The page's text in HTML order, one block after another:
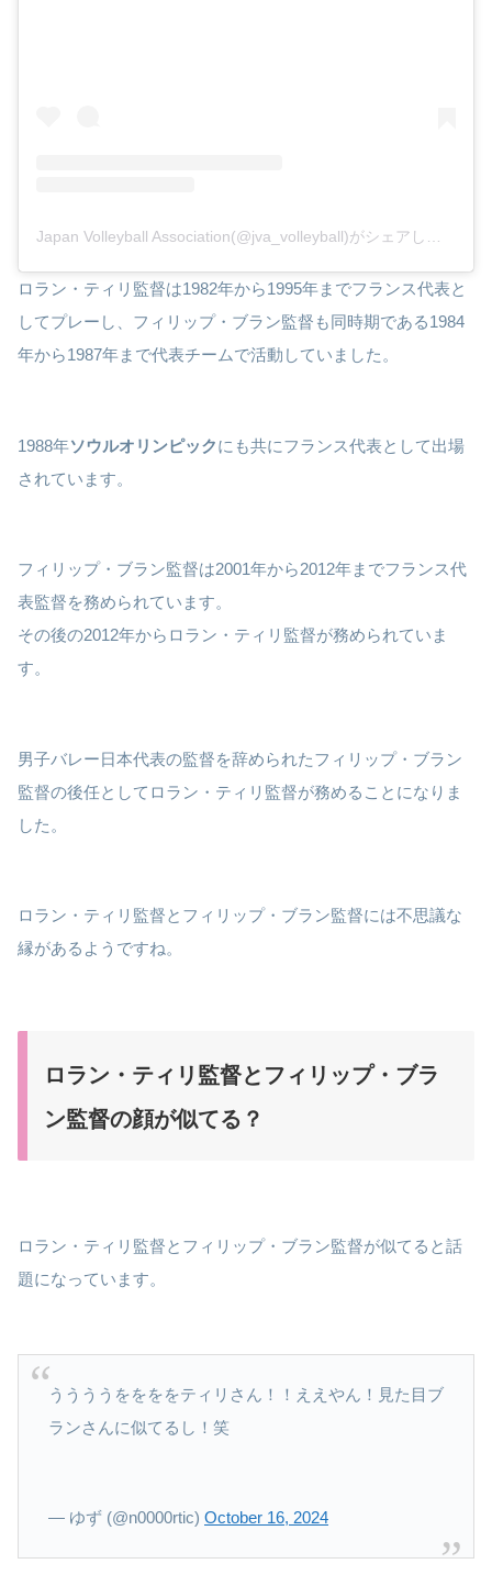
ロラン・ティリ監督は1982年から1995年までフランス代表と
してプレーし、フィリップ・ブラン監督も同時期である1984
年から1987年まで代表チームで活動していました。
1988年ソウルオリンピックにも共にフランス代表として出場
されています。
フィリップ・ブラン監督は2001年から2012年までフランス代
表監督を務められています。
その後の2012年からロラン・ティリ監督が務められていま
す。
男子バレー日本代表の監督を辞められたフィリップ・ブラン
監督の後任としてロラン・ティリ監督が務めることになりま
した。
ロラン・ティリ監督とフィリップ・ブラン監督には不思議な
縁があるようですね。
ロラン・ティリ監督とフィリップ・ブラ
ン監督の顔が似てる？
ロラン・ティリ監督とフィリップ・ブラン監督が似てると話
題になっています。
ううううををををティリさん！！ええやん！見た目ブ
ランさんに似てるし！笑
— ゆず (@n0000rtic) October 16, 2024